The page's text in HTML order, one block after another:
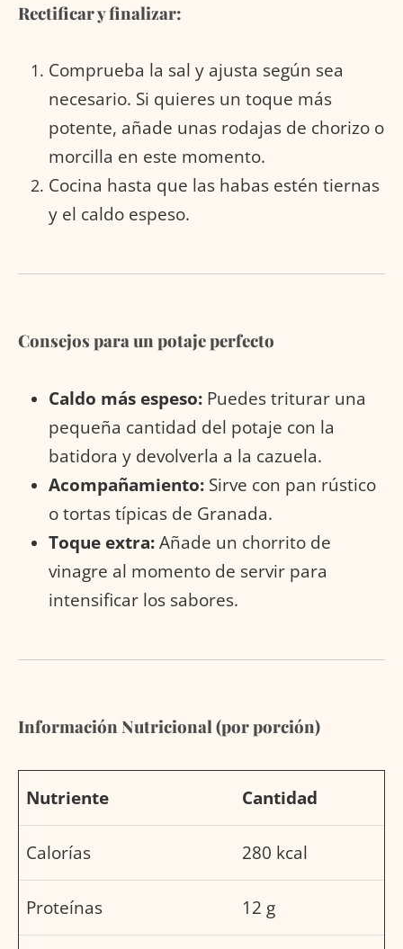
Rectificar y finalizar:
Comprueba la sal y ajusta según sea
necesario. Si quieres un toque más
potente, añade unas rodajas de chorizo o
morcilla en este momento.
Cocina hasta que las habas estén tiernas
y el caldo espeso.
Consejos para un potaje perfecto
Caldo más espeso: Puedes triturar una
pequeña cantidad del potaje con la
batidora y devolverla a la cazuela.
Acompañamiento: Sirve con pan rústico
o tortas típicas de Granada.
Toque extra: Añade un chorrito de
vinagre al momento de servir para
intensificar los sabores.
Información Nutricional (por porción)
Nutriente Cantidad
Calorías 280 kcal
Proteínas 12 g